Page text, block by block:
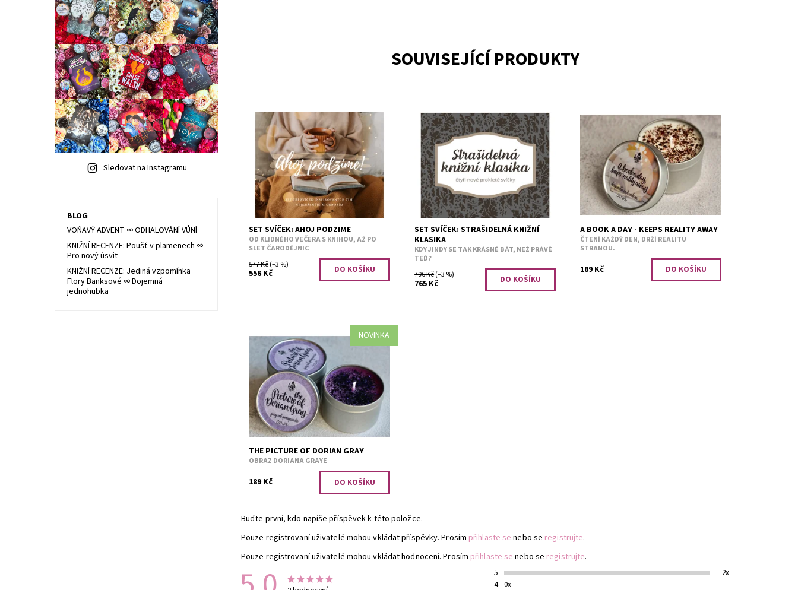
SOUVISEJÍCÍ PRODUKTY
PODZIM. Přináší každý rok čarovnou
atmosféru, kterou pečlivě chystá na
míru nám knihomolům. Autumn leaves -
pumpkins pleasepečená jablka...
Dostupnost:
Předobjednávka
Kód:
2820
SET SVÍČEK: AHOJ PODZIME
OD KLIDNÉHO VEČERA S KNIHOU, AŽ PO
SLET ČARODĚJNIC
577 Kč(–3 %)
556 Kč
Některé příběhy se hodí pro podzim
více než jiné. A 19. století má své
jedinečně nadpřirozené kouzlo. Dr.
Jekyll and Mr. Hydehrozny, bylinky...
Dostupnost:
Předobjednávka
Kód:
SET SVÍČEK: STRAŠIDELNÁ KNIŽNÍ
KLASIKA
KDY JINDY SE TAK KRÁSNĚ BÁT, NEŽ PRÁVĚ
TEĎ?
796 Kč(–3 %)
765 Kč
Bergamot a verbena.
Dostupnost:
Skladem 1
Kód:
2829
A BOOK A DAY - KEEPS REALITY AWAY
ČTENÍ KAŽDÝ DEN, DRŽÍ REALITU
STRANOU.
189 Kč
NOVINKA
Šťavnaté červené granátové jablko.
Dostupnost:
Skladem 1
Kód:
2844
THE PICTURE OF DORIAN GRAY
OBRAZ DORIANA GRAYE
189 Kč
Buďte první, kdo napíše příspěvek k této položce.
Pouze registrovaní uživatelé mohou vkládat příspěvky. Prosím přihlaste se nebo se registrujte.
Pouze registrovaní uživatelé mohou vkládat hodnocení. Prosím přihlaste se nebo se registrujte.
5
2x
4
0x
Sledovat na Instagramu
BLOG
VOŇAVÝ ADVENT ∞ ODHALOVÁNÍ VŮNÍ
KNIŽNÍ RECENZE: Poušť v plamenech ∞
Pro nový úsvit
KNIŽNÍ RECENZE: Jediná vzpomínka
Flory Banksové ∞ Dojemná
jednohubka